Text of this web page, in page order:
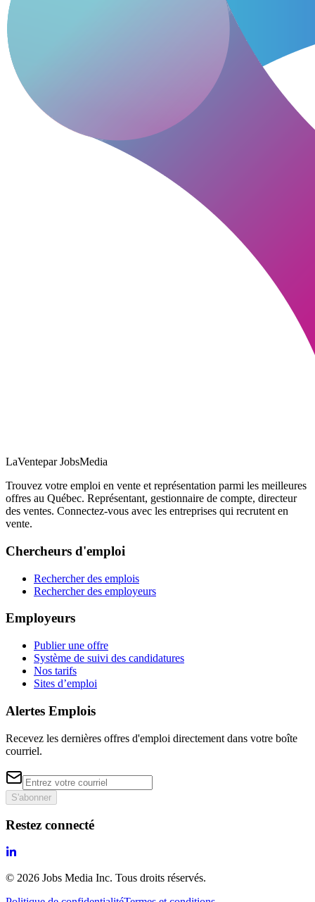
LaVentepar JobsMedia
Trouvez votre emploi en vente et représentation parmi les meilleures
offres au Québec. Représentant, gestionnaire de compte, directeur
des ventes. Connectez-vous avec les entreprises qui recrutent en
vente.
Chercheurs d'emploi
Rechercher des emplois
Rechercher des employeurs
Employeurs
Publier une offre
Système de suivi des candidatures
Nos tarifs
Sites d’emploi
Alertes Emplois
Recevez les dernières offres d'emploi directement dans votre boîte
courriel.
S'abonner
Restez connecté
© 2026 Jobs Media Inc. Tous droits réservés.